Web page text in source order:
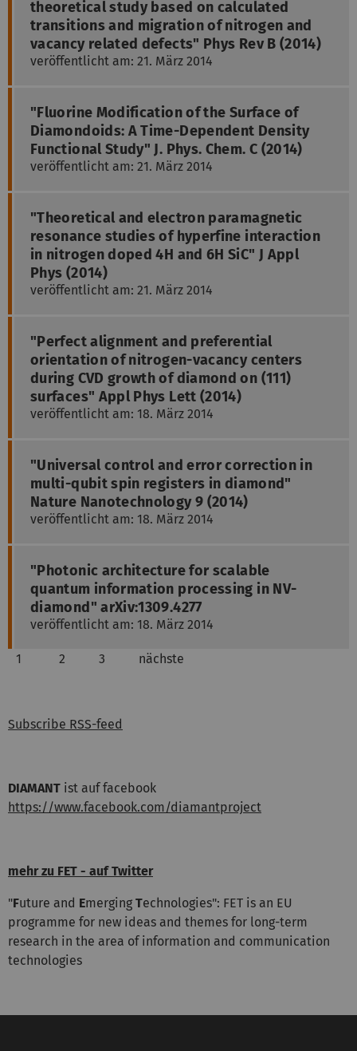
theoretical study based on calculated
transitions and migration of nitrogen and
vacancy related defects" Phys Rev B (2014)
veröffentlicht am: 21. März 2014
"Fluorine Modification of the Surface of
Diamondoids: A Time-Dependent Density
Functional Study" J. Phys. Chem. C (2014)
veröffentlicht am: 21. März 2014
"Theoretical and electron paramagnetic
resonance studies of hyperfine interaction
in nitrogen doped 4H and 6H SiC" J Appl
Phys (2014)
veröffentlicht am: 21. März 2014
"Perfect alignment and preferential
orientation of nitrogen-vacancy centers
during CVD growth of diamond on (111)
surfaces" Appl Phys Lett (2014)
veröffentlicht am: 18. März 2014
"Universal control and error correction in
multi-qubit spin registers in diamond"
Nature Nanotechnology 9 (2014)
veröffentlicht am: 18. März 2014
"Photonic architecture for scalable
quantum information processing in NV-
diamond" arXiv:1309.4277
veröffentlicht am: 18. März 2014
1 2 3 nächste
Subscribe RSS-feed
DIAMANT ist auf facebook
https://www.facebook.com/diamantproject
mehr zu FET - auf Twitter
"Future and Emerging Technologies": FET is an EU
programme for new ideas and themes for long-term
research in the area of information and communication
technologies